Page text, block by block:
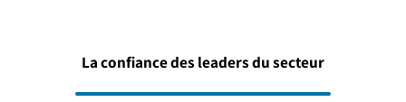
La confiance des leaders du secteur